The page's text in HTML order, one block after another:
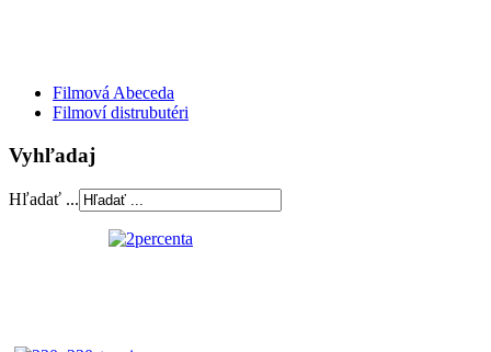
Filmová Abeceda
Filmoví distrubutéri
Vyhľadaj
Hľadať ...